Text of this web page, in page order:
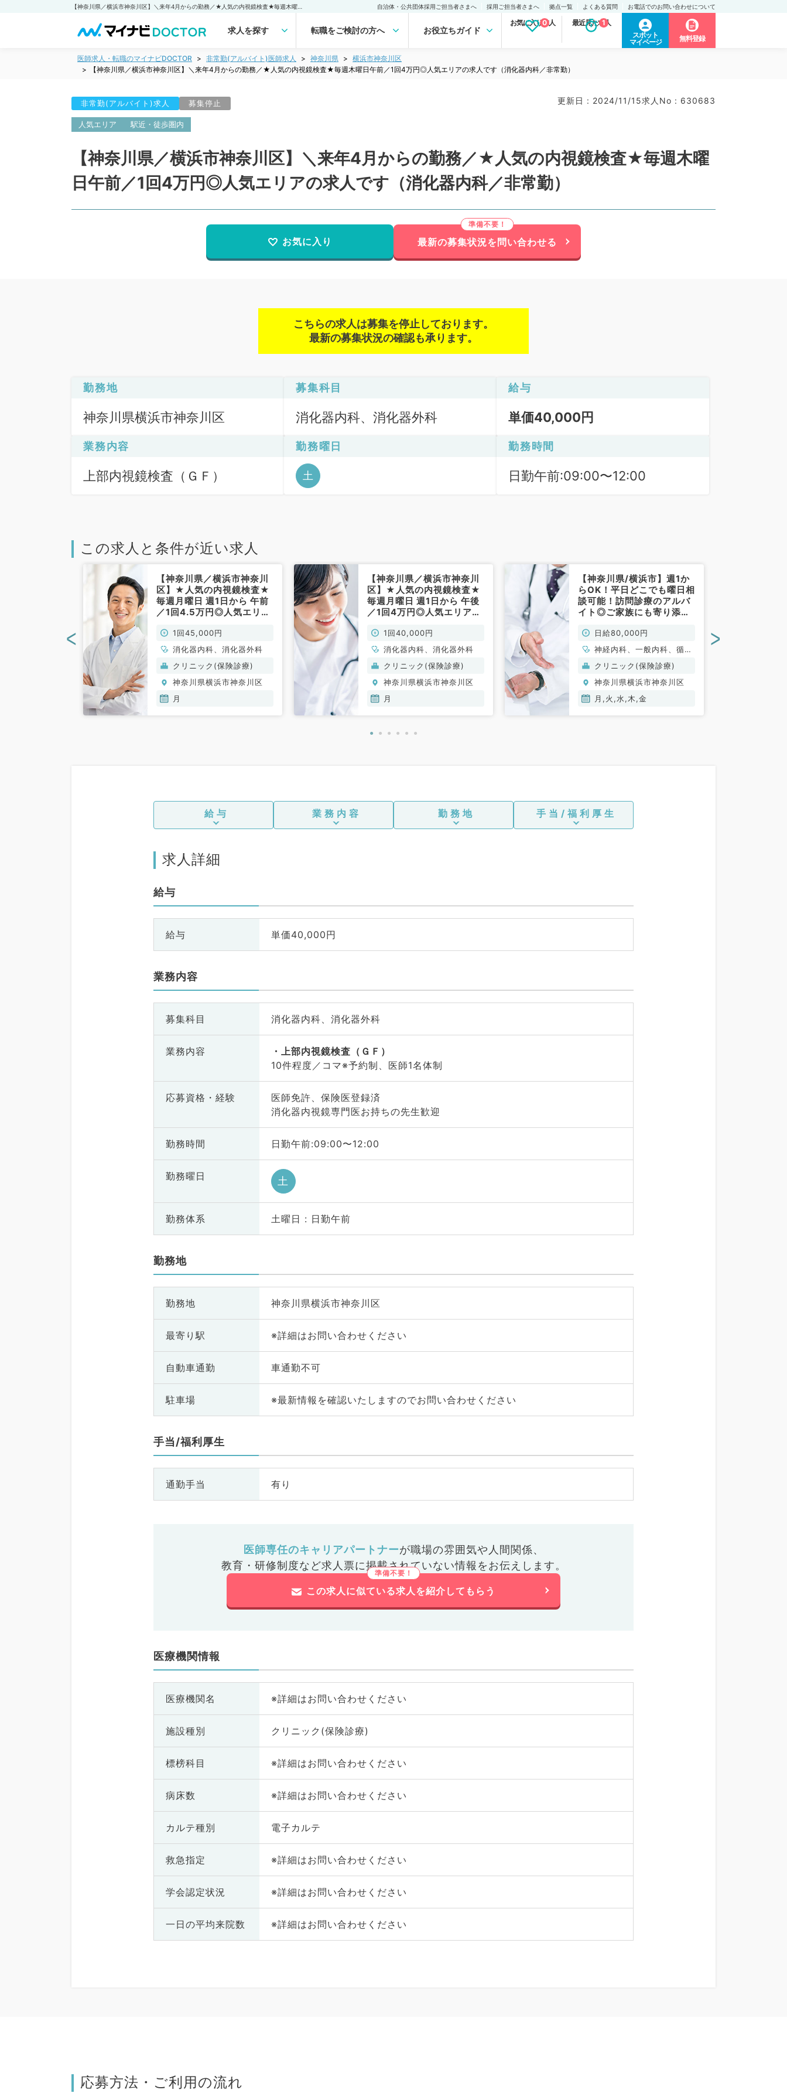
自治体・公共団体採用ご担当者さまへ 採用ご担当者さまへ 拠点一覧 よくある質問 お電話でのお問い合わせについて
求人を探す 転職をご検討の方へ お役立ちガイド
お気に入り求人
0 最近見た求人
1
スポット
マイページ
無料登録
医師求人・転職のマイナビDOCTOR 非常勤(アルバイト)医師求人 神奈川県
横浜市神奈川区
【神奈川県／横浜市神奈川区】＼来年4月からの勤務／★人気の内視鏡検査★毎週木曜日午前／1回4万円◎人気エリアの求人です（消化器内科／非常勤）
非常勤(アルバイト)求人 募集停止 更新日 : 2024/11/15求人No : 630683
人気エリア 駅近・徒歩圏内
【神奈川県／横浜市神奈川区】＼来年4月からの勤務／★人気の内視鏡検査★毎週木曜
日午前／1回4万円◎人気エリアの求人です（消化器内科／非常勤）
お気に入り 最新の募集状況を問い合わせる
こちらの求人は募集を停止しております。
最新の募集状況の確認も承ります。
勤務地
神奈川県横浜市神奈川区
募集科目
消化器内科、消化器外科
給与
単価40,000円
業務内容
上部内視鏡検査（ＧＦ）
勤務曜日
土
勤務時間
日勤午前:09:00〜12:00
この求人と条件が近い求人
【神奈川県／横浜市神奈川
区】★人気の内視鏡検査★
毎週月曜日 週1日から 午前
／1回4.5万円◎人気エリア
外科／非常勤）
1回45,000円
消化器内科、消化器外科
クリニック(保険診療)
神奈川県横浜市神奈川区
月
【神奈川県／横浜市神奈川
区】★人気の内視鏡検査★
毎週月曜日 週1日から 午後
／1回4万円◎人気エリアの
科／非常勤）
1回40,000円
消化器内科、消化器外科
クリニック(保険診療)
神奈川県横浜市神奈川区
月
【神奈川県/横浜市】週1か
らOK！平日どこでも曜日相
談可能！訪問診療のアルバ
イト◎ご家族にも寄り添う
常勤）日給80,000円
神経内科、一般内科、循環
器内科、呼吸器内科、消化
器内科、腎臓内科、老年内
科、血液内科
クリニック(保険診療)
神奈川県横浜市神奈川区
月,火,水,木,金
< >
給与 業務内容 勤務地 手当/福利厚生
求人詳細
給与
給与 単価40,000円
業務内容
募集科目 消化器内科、消化器外科
業務内容
上部内視鏡検査（ＧＦ）
10件程度／コマ※予約制、医師1名体制
応募資格・ 経験
医師免許、保険医登録済
消化器内視鏡専門医お持ちの先生歓迎
勤務時間 日勤午前:09:00〜12:00
勤務曜日 土
勤務体系 土曜日 : 日勤午前
勤務地
勤務地 神奈川県横浜市神奈川区
最寄り駅 ※詳細はお問い合わせください
自動車通勤 車通勤不可
駐車場 ※最新情報を確認いたしますのでお問い合わせください
手当/福利厚生
通勤手当 有り
医師専任のキャリアパートナーが職場の雰囲気や人間関係、
教育・研修制度など求人票に掲載されていない情報をお伝えします。
この求人に似ている求人を紹介してもらう
医療機関情報
医療機関名 ※詳細はお問い合わせください
施設種別 クリニック(保険診療)
標榜科目 ※詳細はお問い合わせください
病床数 ※詳細はお問い合わせください
カルテ種別 電子カルテ
救急指定 ※詳細はお問い合わせください
学会認定状況 ※詳細はお問い合わせください
一日の平均来院数 ※詳細はお問い合わせください
応募方法・ご利用の流れ